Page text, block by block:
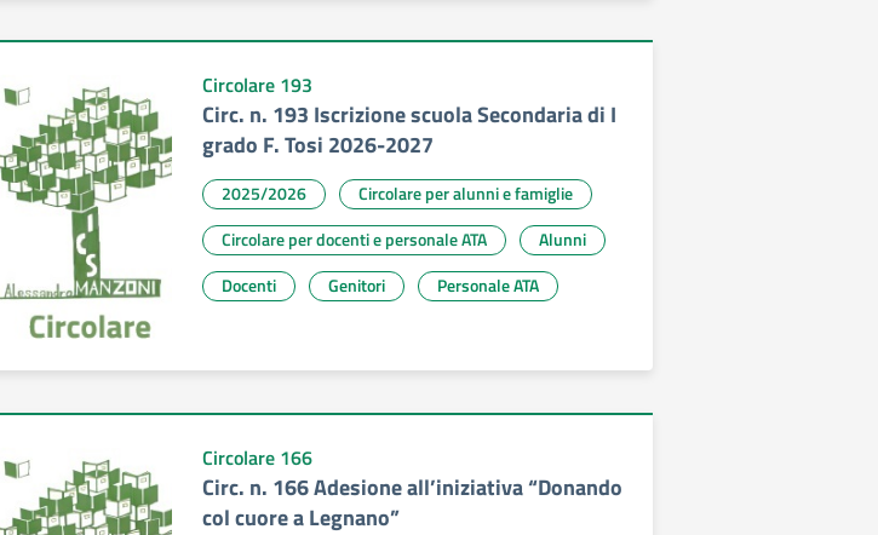
Circolare 193
Circ. n. 193 Iscrizione scuola Secondaria di I
grado F. Tosi 2026-2027
2025/2026
Circolare per alunni e famiglie
Circolare per docenti e personale ATA
Alunni
Docenti
Genitori Personale ATA
Circolare 166
Circ. n. 166 Adesione all’iniziativa “Donando
col cuore a Legnano”